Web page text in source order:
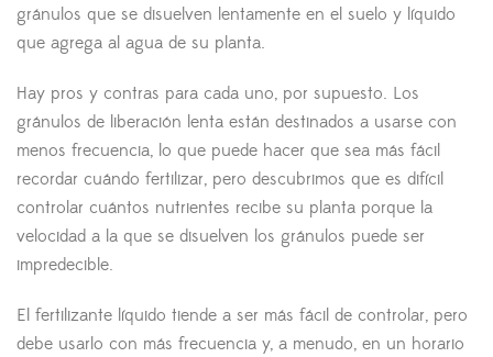
gránulos que se disuelven lentamente en el suelo y líquido
que agrega al agua de su planta.
Hay pros y contras para cada uno, por supuesto. Los
gránulos de liberación lenta están destinados a usarse con
menos frecuencia, lo que puede hacer que sea más fácil
recordar cuándo fertilizar, pero descubrimos que es difícil
controlar cuántos nutrientes recibe su planta porque la
velocidad a la que se disuelven los gránulos puede ser
impredecible.
El fertilizante líquido tiende a ser más fácil de controlar, pero
debe usarlo con más frecuencia y, a menudo, en un horario